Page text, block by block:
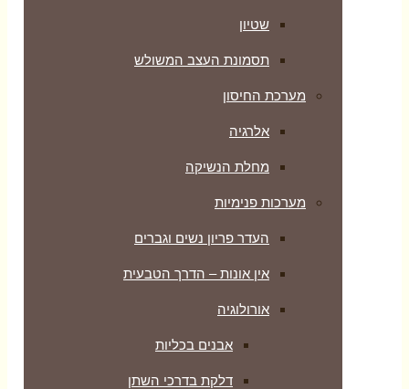
שטיון
תסמונת העצב המשולש
מערכת החיסון
אלרגיה
מחלת הנשיקה
מערכות פנימיות
העדר פריון נשים וגברים
אין אונות – הדרך הטבעית
אורולוגיה
אבנים בכליות
דלקת בדרכי השתן